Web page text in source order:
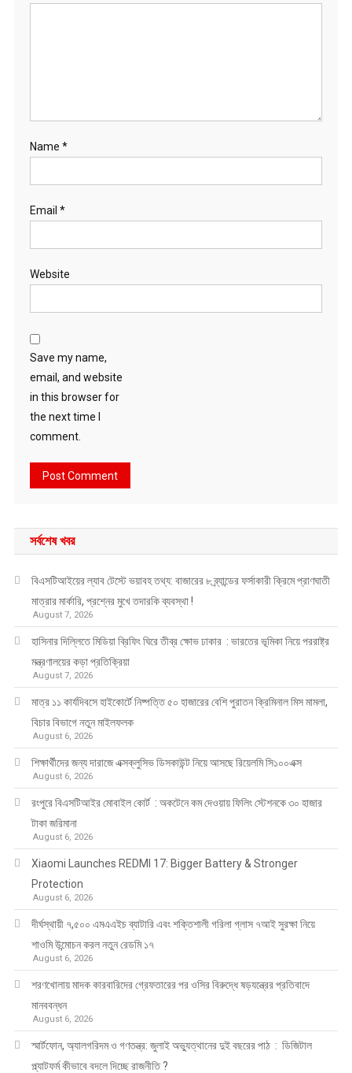
Name *
Email *
Website
Save my name,
email, and website
in this browser for
the next time I
comment.
সর্বশেষ খবর
বিএসটিআইয়ের ল্যাব টেস্টে ভয়াবহ তথ্য: বাজারের ৮ ব্র্যান্ডের ফর্সাকারী ক্রিমে প্রাণঘাতী
মাত্রার মার্কারি, প্রশ্নের মুখে তদারকি ব্যবস্থা !
August 7, 2026
হাসিনার দিল্লিতে মিডিয়া ব্রিফিং ঘিরে তীব্র ক্ষোভ ঢাকার : ভারতের ভূমিকা নিয়ে পররাষ্ট্র
মন্ত্রণালয়ের কড়া প্রতিক্রিয়া
August 7, 2026
মাত্র ১১ কার্যদিবসে হাইকোর্টে নিষ্পত্তি ৫০ হাজারের বেশি পুরাতন ক্রিমিনাল মিস মামলা,
বিচার বিভাগে নতুন মাইলফলক
August 6, 2026
শিক্ষার্থীদের জন্য দারাজে এক্সক্লুসিভ ডিসকাউন্ট নিয়ে আসছে রিয়েলমি সি১০০এক্স
August 6, 2026
রংপুরে বিএসটিআইর মোবাইল কোর্ট : অকটেনে কম দেওয়ায় ফিলিং স্টেশনকে ৩০ হাজার
টাকা জরিমানা
August 6, 2026
Xiaomi Launches REDMI 17: Bigger Battery & Stronger
Protection
August 6, 2026
দীর্ঘস্থায়ী ৭,৫০০ এমএএইচ ব্যাটারি এবং শক্তিশালী গরিলা গ্লাস ৭আই সুরক্ষা নিয়ে
শাওমি উন্মোচন করল নতুন রেডমি ১৭
August 6, 2026
শরণখোলায় মাদক কারবারিদের গ্রেফতারের পর ওসির বিরুদ্ধে ষড়যন্ত্রের প্রতিবাদে
মানববন্ধন
August 6, 2026
স্মার্টফোন, অ্যালগরিদম ও গণতন্ত্র: জুলাই অভ্যুত্থানের দুই বছরের পাঠ : ডিজিটাল
প্ল্যাটফর্ম কীভাবে বদলে দিচ্ছে রাজনীতি ?